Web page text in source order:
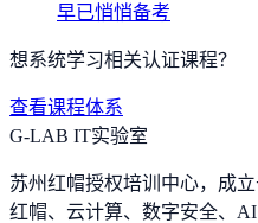
早已悄悄备考
想系统学习相关认证课程？
查看课程体系
G-LAB IT实验室
苏州红帽授权培训中心，成立
红帽、云计算、数字安全、